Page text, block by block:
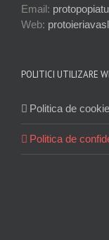
Email:
Web:
POLITICI UTILIZARE
Politica de cookie
Politica de